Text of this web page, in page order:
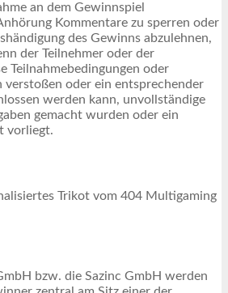
an dem Gewinnspiel
Kommentare zu sperren oder
des Gewinns abzulehnen,
der Teilnehmer oder der
Teilnahmebedingungen oder
verstoßen oder ein entsprechender
werden kann, unvollständige
gemacht wurden oder ein
vorliegt.
Trikot vom 404 Multigaming
bzw. die Sazinc GmbH werden